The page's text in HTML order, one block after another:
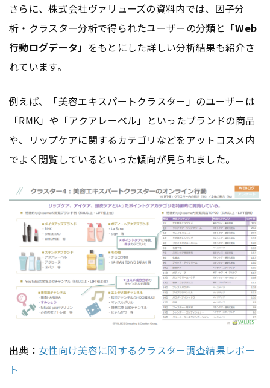
さらに、株式会社ヴァリューズの資料内では、因子分
析・クラスター分析で得られたユーザーの分類と「Web
行動ログデータ」をもとにした詳しい分析結果も紹介さ
れています。
例えば、「美容エキスパートクラスター」のユーザーは
「RMK」や「アクアレーベル」といったブランドの商品
や、リップケアに関するカテゴリなどをアットコスメ内
でよく閲覧しているといった傾向が見られました。
出典： 女性向け美容に関するクラスター調査結果レポー
ト